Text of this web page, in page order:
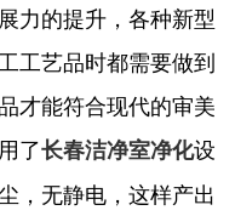
力的提升，各种新型
工艺品时都需要做到
才能符合现代的审美
了长春洁净室净化设
，无静电，这样产出